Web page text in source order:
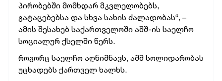
პირობებში მომხდარ მკვლელობებს,
გატაცებებსა და სხვა სახის ძალადობას“, –
ამის შესახებ საქართველოში აშშ-ის საელჩო
სოციალურ ქსელში წერს.
როგორც საელჩო აღნიშნავს, აშშ სოლიდარობას
უცხადებს ქართველ ხალხს.